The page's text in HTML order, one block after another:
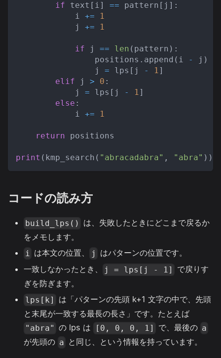
if text [ i] == pattern [ j ] :
            i
+=
1
            j
+= 1
if j == len ( pattern ) :
                positions
. append ( i - j )
                j
= lps [ j - 1]
elif j > 0 :
            j
= lps [ j - 1]
else :
            i
+= 1
return positions
print ( kmp_search ( "abracadabra" , "abra" ) )
コードの読み方
build_lps()
は、失敗したときにどこまで戻るか
をメモします。
i は本文の位置、 j
はパターンの位置です。
一致しなかったとき、
j = lps[j - 1]
で戻りす
ぎを防ぎます。
lps[k]
は「パターンの先頭 k+1 文字の中で、先頭
と末尾が一致する最長の長さ」です。たとえば
"abra" の lps は [0, 0, 0, 1] で、最後の a
が先頭の a と同じ、という情報を持っています。